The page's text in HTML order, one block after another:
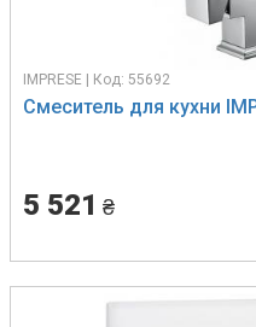
IMPRESE | Код: 55692
Смеситель для кухни
5 521 ₴